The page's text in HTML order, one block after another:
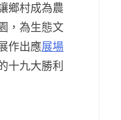
鄉村成為農
，為生態文
作出應展場
十九大勝利